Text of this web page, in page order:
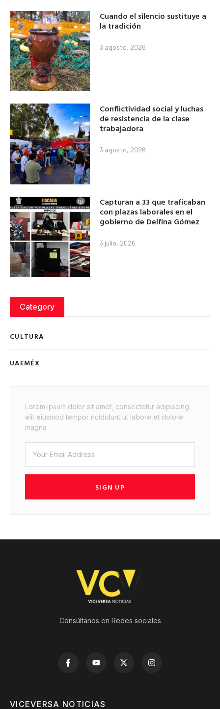
Cuando el silencio sustituye a
la tradición
3 agosto, 2026
Conflictividad social y luchas
de resistencia de la clase
trabajadora
3 agosto, 2026
Capturan a 33 que traficaban
con plazas laborales en el
gobierno de Delfina Gómez
3 julio, 2026
Category
CULTURA
UAEMÉX
Lorem ipsum dolor sit amet, consectetur adipiscing
elit eiusmod tempor ncididunt ut labore et dolore
magna
SIGN UP
Consúltanos en Redes sociales
VICEVERSA NOTICIAS